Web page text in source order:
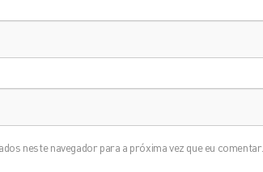
neste navegador para a próxima vez que eu comentar.